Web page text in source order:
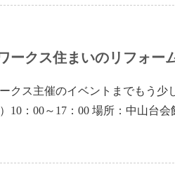
ークス住まいのリフォー
クス主催のイベントまでもう少
10：00～17：00 場所：中山台